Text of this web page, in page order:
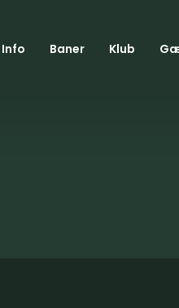
Info Baner Klub